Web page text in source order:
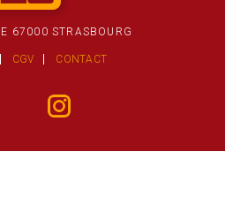
67000 STRASBOURG
CGV CONTACT